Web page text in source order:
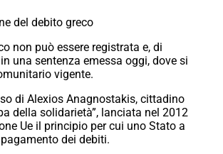
del debito greco
non può essere registrata e, di
una sentenza emessa oggi, dove si
vigente.
di Alexios Anagnostakis, cittadino
della solidarietà”, lanciata nel 2012
Ue il principio per cui uno Stato a
dei debiti.